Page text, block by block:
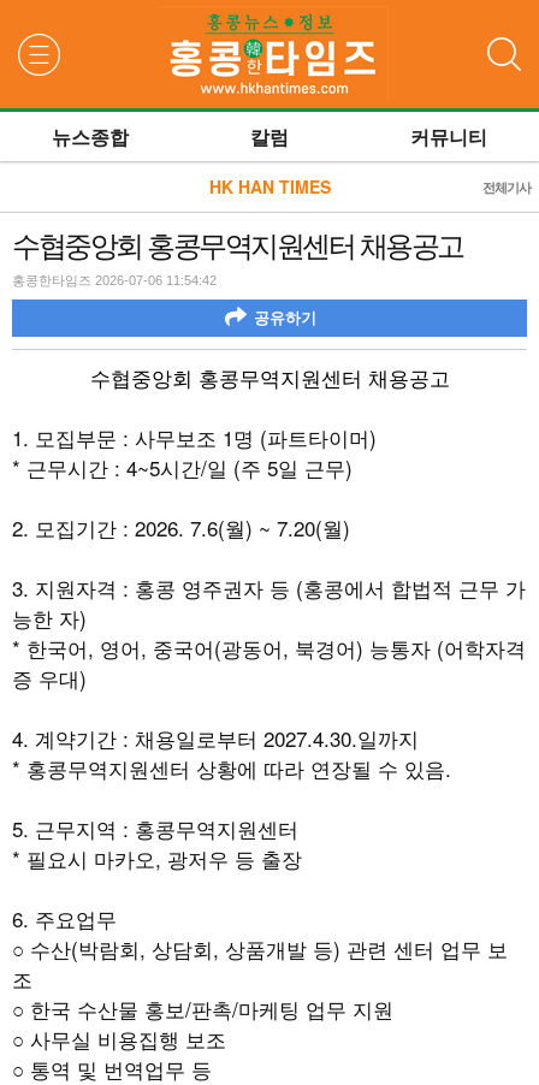
뉴스종합 칼럼 커뮤니티
HK HAN TIMES 전체기사
수협중앙회 홍콩무역지원센터 채용공고
홍콩한타임즈 2026-07-06 11:54:42
공유하기
수협중앙회 홍콩무역지원센터 채용공고
1. 모집부문 : 사무보조 1명 (파트타이머)
* 근무시간 : 4~5시간/일 (주 5일 근무)
2. 모집기간 : 2026. 7.6(월) ~ 7.20(월)
3. 지원자격 : 홍콩 영주권자 등 (홍콩에서 합법적 근무 가
능한 자)
* 한국어, 영어, 중국어(광동어, 북경어) 능통자 (어학자격
증 우대)
4. 계약기간 : 채용일로부터 2027.4.30.일까지
* 홍콩무역지원센터 상황에 따라 연장될 수 있음.
5. 근무지역 : 홍콩무역지원센터
* 필요시 마카오, 광저우 등 출장
6. 주요업무
○ 수산(박람회, 상담회, 상품개발 등) 관련 센터 업무 보
조
○ 한국 수산물 홍보/판촉/마케팅 업무 지원
○ 사무실 비용집행 보조
○ 통역 및 번역업무 등